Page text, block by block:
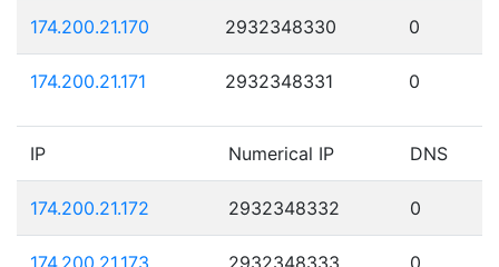
174.200.21.170 2932348330 0
174.200.21.171 2932348331 0
IP Numerical IP DNS
174.200.21.172 2932348332 0
174.200.21.173 2932348333 0